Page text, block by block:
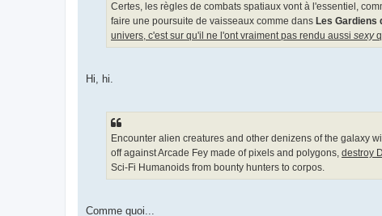
Certes, les règles de combats spatiaux vont à l'essentiel,
faire une poursuite de vaisseaux comme dans Les Gardiens
univers, c'est sur qu'il ne l'ont vraiment pas rendu aussi sexy
Hi, hi.
Encounter alien creatures and other denizens of the galaxy
off against Arcade Fey made of pixels and polygons, destroy
Sci-Fi Humanoids from bounty hunters to corpos.
Comme quoi...